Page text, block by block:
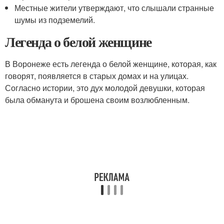
Местные жители утверждают, что слышали странные
шумы из подземелий.
Легенда о белой женщине
В Воронеже есть легенда о белой женщине, которая, как
говорят, появляется в старых домах и на улицах.
Согласно истории, это дух молодой девушки, которая
была обманута и брошена своим возлюбленным.